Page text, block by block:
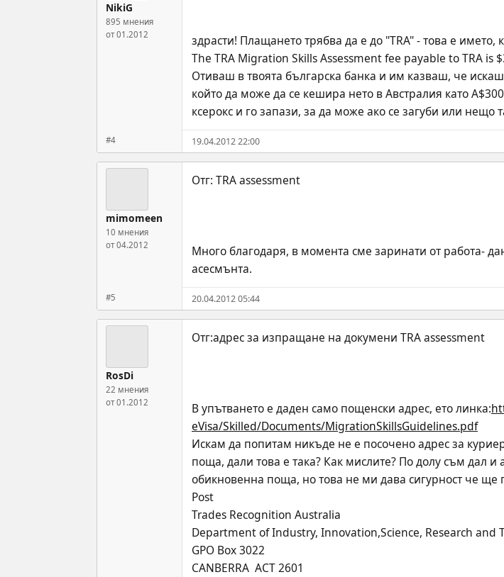
NikiG
895 мнения
от 01.2012
#4
здрасти! Плащането трябва да е до "TRA" - това е
The TRA Migration Skills Assessment fee payable to TRA is
Отиваш в твоята българска банка и им казваш, че
който да може да се кешира нето в Австралия като
ксерокс и го запази, за да може ако се загуби или нещо
19.04.2012 22:00
mimomeen
10 мнения
от 04.2012
#5
Много благодаря, в момента сме заринати от работа-
асесмънта.
20.04.2012 05:44
RosDi
22 мнения
от 01.2012
В упътването е даден само пощенски адрес, ето линка:
eVisa/Skilled/Documents/MigrationSkillsGuidelines.pdf
Искам да попитам никъде не е посочено адрес за
поща, дали това е така? Как мислите? По долу съм дал
обикновенна поща, но това не ми дава сигурност че ще
Post
Trades Recognition Australia
Department of Industry, Innovation,Science, Research and
GPO Box 3022
CANBERRA  ACT 2601